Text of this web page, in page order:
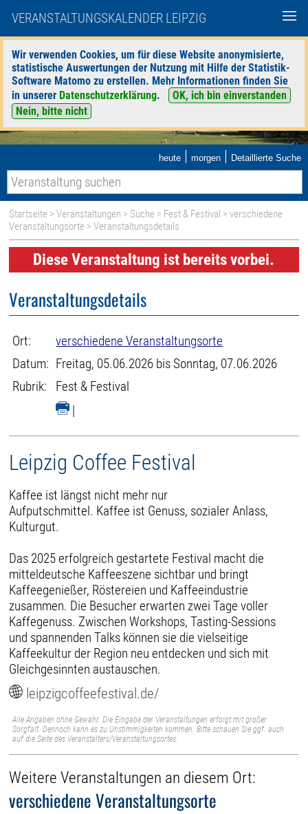
VERANSTALTUNGSKALENDER LEIPZIG
Wir verwenden Cookies, um für diese Website anonymisierte,
statistische Auswertungen der Nutzung mit Hilfe der Statistik-
Software Matomo zu erstellen. Mehr Informationen finden Sie
in unserer Datenschutzerklärung.
OK, ich bin einverstanden
Nein, bitte nicht
heute | morgen | Detaillierte Suche
Startseite >Veranstaltungen > Suche > Fest & Festival >verschiedene
Veranstaltungsorte > Veranstaltungsdetails
Diese Veranstaltung ist bereits vorbei.
Veranstaltungsdetails
Ort:
verschiedene Veranstaltungsorte
Datum: Freitag, 05.06.2026 bis Sonntag, 07.06.2026
Rubrik:
Fest & Festival
|
Leipzig Coffee Festival
Kaffee ist längst nicht mehr nur
Aufputschmittel. Kaffee ist Genuss, sozialer Anlass,
Kulturgut.
Das 2025 erfolgreich gestartete Festival macht die
mitteldeutsche Kaffeeszene sichtbar und bringt
Kaffeegenießer, Röstereien und Kaffeeindustrie
zusammen. Die Besucher erwarten zwei Tage voller
Kaffegenuss. Zwischen Workshops, Tasting-Sessions
und spannenden Talks können sie die vielseitige
Kaffeekultur der Region neu entdecken und sich mit
Gleichgesinnten austauschen.
leipzigcoffeefestival.de/
Alle Angaben ohne Gewähr. Die Eingabe der Veranstaltungen erfolgt mit großer
Sorgfalt. Dennoch kann es zu Unstimmigkeiten kommen. Bitte schauen Sie ggf. auch
auf die Seite des Veranstalters/Veranstaltungsortes.
Weitere Veranstaltungen an diesem Ort:
verschiedene Veranstaltungsorte